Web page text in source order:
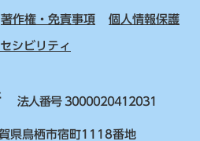
著作権・免責事項 個人情報保護
シビリティ
法人番号 3000020412031
県鳥栖市宿町1118番地